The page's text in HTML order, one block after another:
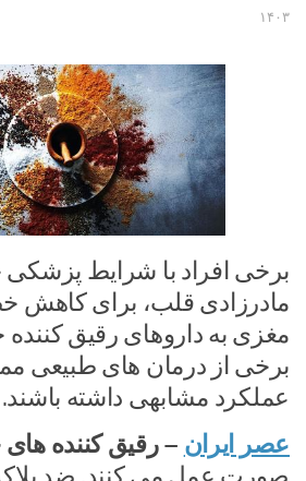
۱۴۰۳
برخی افراد با شرایط
مادرزادی قلب، برای کاهش
مغزی به داروهای رقیق کننده
برخی از درمان های طبیعی
عملکرد مشابهی داشته باشند.
عصر ایران – رقیق کننده